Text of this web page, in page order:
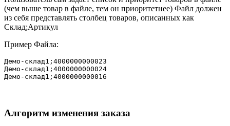
(чем выше товар в файле, тем он приоритетнее) Файл должен
из себя представлять столбец товаров, описанных как
Склад;Артикул
Пример Файла:
Демо-склад1;4000000000023
Демо-склад1;4000000000024
Демо-склад1;4000000000016
Алгоритм изменения заказа